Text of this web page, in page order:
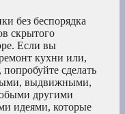
без беспорядка
скрытого
Если вы
кухни или,
сделать
выдвижными,
другими
идеями, которые